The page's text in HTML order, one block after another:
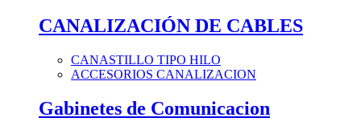
CANALIZACIÓN DE CABLES
CANASTILLO TIPO HILO
ACCESORIOS CANALIZACION
Gabinetes de Comunicacion